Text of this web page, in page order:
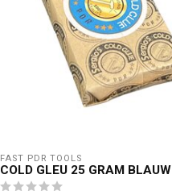
FAST PDR TOOLS
COLD GLEU 25 GRAM BLAUW